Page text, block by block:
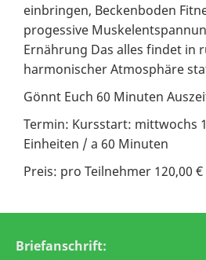
einbringen, Beckenboden
progessive
Ernährung Das alles findet in
harmonischer Atmosphäre
Gönnt Euch 60 Minuten
Termin: Kursstart: mittwochs
Einheiten / a 60 Minuten
Preis: pro Teilnehmer 120,00 €
Briefanschrift: